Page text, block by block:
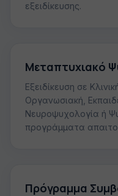
εξειδίκευσης.
Μεταπτυχιακό
Εξειδίκευση σε
Οργανωσιακή,
Νευροψυχολογία ή
προγράμματα
Πρόγραμμα